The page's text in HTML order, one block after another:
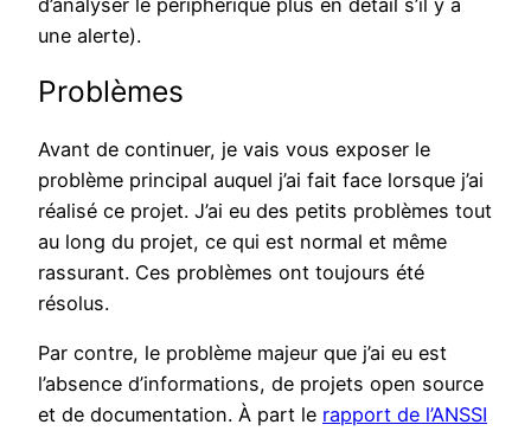
une alerte).
Problèmes
Avant de continuer, je vais vous exposer le
problème principal auquel j’ai fait face lorsque j’ai
réalisé ce projet. J’ai eu des petits problèmes tout
au long du projet, ce qui est normal et même
rassurant. Ces problèmes ont toujours été
résolus.
Par contre, le problème majeur que j’ai eu est
l’absence d’informations, de projets open source
et de documentation. À part le rapport de l’ANSSI